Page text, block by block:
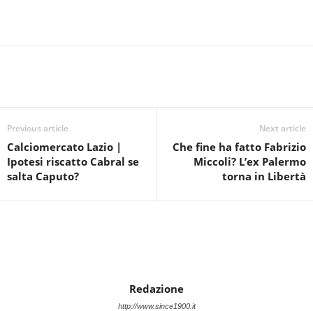
Previous article
Calciomercato Lazio |
Ipotesi riscatto Cabral se
salta Caputo?
Next article
Che fine ha fatto Fabrizio
Miccoli? L’ex Palermo
torna in Libertà
Redazione
http://www.since1900.it